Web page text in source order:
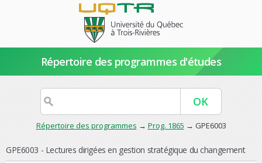
Répertoire des programmes d'études
Répertoire des programmes → Prog. 1865 → GPE6003
GPE6003 - Lectures dirigées en gestion stratégique du changement